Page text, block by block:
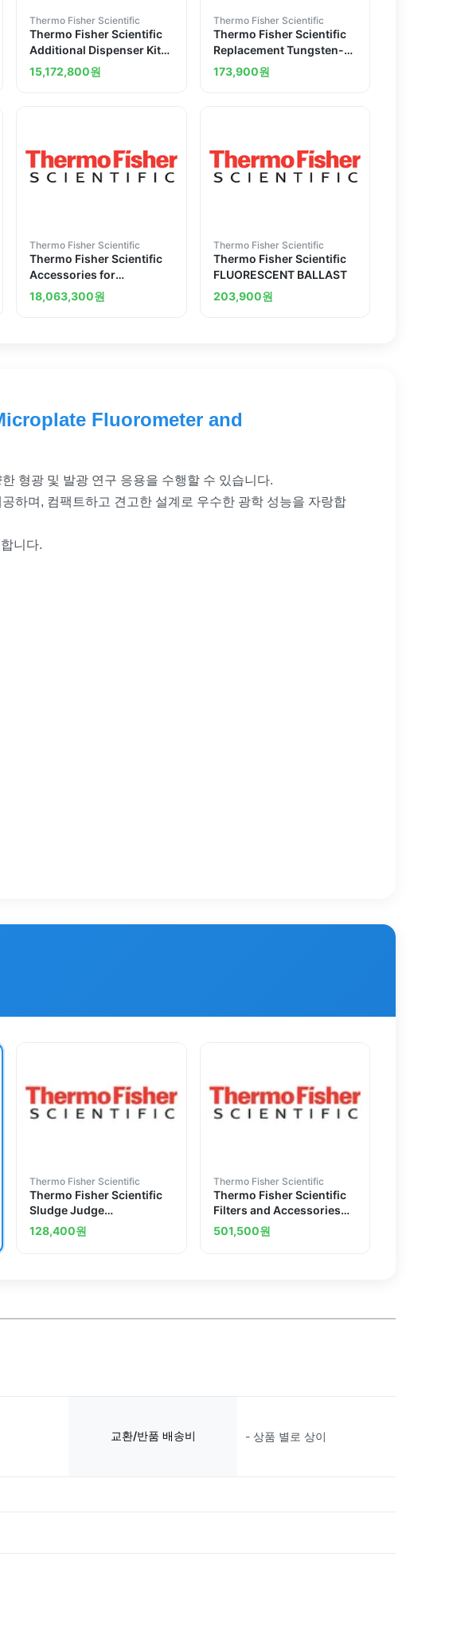
Thermo Fisher Scientific
Thermo Fisher Scientific
Additional Dispenser Kit
for Fluoroskan Ascent FL
Microplate Fluorometer
15,172,800원
Thermo Fisher Scientific
Thermo Fisher Scientific
Replacement Tungsten-
Halogen lamp
173,900원
Thermo Fisher Scientific
Thermo Fisher Scientific
Accessories for
Luminoskan Ascent
Microplate Luminometer
18,063,300원
Thermo Fisher Scientific
Thermo Fisher Scientific
FLUORESCENT BALLAST
203,900원
Fluorometer and
형광 및 발광 연구 응용을 수행할 수 있습니다.
하며, 컴팩트하고 견고한 설계로 우수한 광학 성능을 자랑합
니다.
Thermo Fisher Scientific
Thermo Fisher Scientific
Sludge Judge
Components
128,400원
Thermo Fisher Scientific
Thermo Fisher Scientific
Filters and Accessories
for Thermo Scientific
Multiskan FC Microplate
501,500원
교환/반품 배송비 - 상품 별로 상이